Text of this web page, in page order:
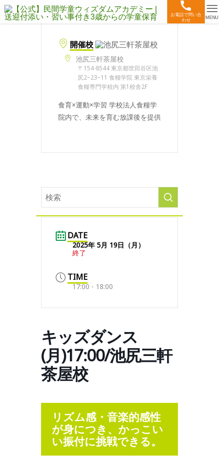
お電話で問い合
わせ
MENU
開催校
池尻三軒茶屋校
〒154-8544 東京都世田谷区池
尻2−23−11 食糧学院 東京栄養
食糧専門学校内 第1校舎2F
食育×運動×学習 学校法人食糧学
院内で、未来を育む放課後を提供
DATE
2025年 5月 19日（月）
終了
TIME
17:00 - 18:00
キッズダンス
(月)17:00/池尻三軒
茶屋校
リズム感・音楽的感性
が身につき、かっこい
い振付に挑戦できる。